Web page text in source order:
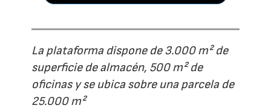
La plataforma dispone de 3.000 m² de
superficie de almacén, 500 m² de
oficinas y se ubica sobre una parcela de
25.000 m²